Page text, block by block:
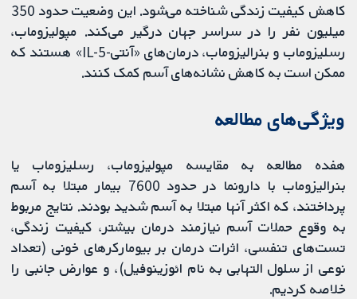
کاهش کیفیت زندگی شناخته می‌شود. این وضعیت حدود 350
میلیون نفر را در سراسر جهان درگیر می‌کند. مپولیزوماب،
رسلیزوماب و بنرالیزوماب، درمان‌های «آنتی-IL-5» هستند که
ممکن است به کاهش نشانه‌های آسم کمک کنند.
ویژگی‌های مطالعه
هفده مطالعه به مقایسه مپولیزوماب، رسلیزوماب یا
بنرالیزوماب با دارونما در حدود 7600 بیمار مبتلا به آسم
پرداختند، که اکثر آنها مبتلا به آسم شدید بودند. نتایج مربوط
به وقوع حملات آسم نیازمند درمان بیشتر، کیفیت زندگی،
تست‌های تنفسی، اثرات درمان بر بیومارکرهای خونی (تعداد
نوعی از سلول التهابی به نام ائوزینوفیل)، و عوارض جانبی را
خلاصه کردیم.